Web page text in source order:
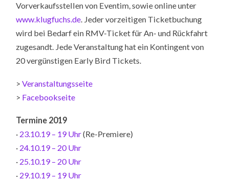
Vorverkaufsstellen von Eventim, sowie online unter
www.klugfuchs.de. Jeder vorzeitigen Ticketbuchung
wird bei Bedarf ein RMV-Ticket für An- und Rückfahrt
zugesandt. Jede Veranstaltung hat ein Kontingent von
20 vergünstigen Early Bird Tickets.
>Veranstaltungsseite
> Facebookseite
Termine 2019
· 23.10.19 – 19 Uhr(Re-Premiere)
· 24.10.19 – 20 Uhr
· 25.10.19 – 20 Uhr
· 29.10.19 – 19 Uhr